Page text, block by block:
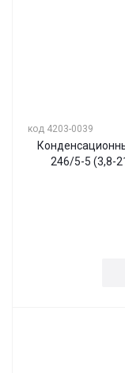
код 4203-0039
246/5-5 (3,8-